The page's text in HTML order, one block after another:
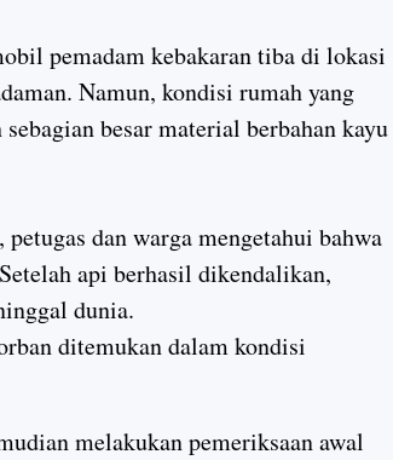
pemadam kebakaran tiba di lokasi
Namun, kondisi rumah yang
besar material berbahan kayu
dan warga mengetahui bahwa
api berhasil dikendalikan,
dunia.
ditemukan dalam kondisi
melakukan pemeriksaan awal